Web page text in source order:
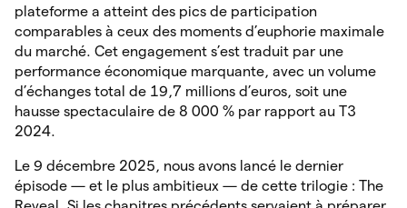
plateforme a atteint des pics de participation
comparables à ceux des moments d’euphorie maximale
du marché. Cet engagement s’est traduit par une
performance économique marquante, avec un volume
d’échanges total de 19,7 millions d’euros, soit une
hausse spectaculaire de 8 000 % par rapport au T3
2024.
Le 9 décembre 2025, nous avons lancé le dernier
épisode — et le plus ambitieux — de cette trilogie : The